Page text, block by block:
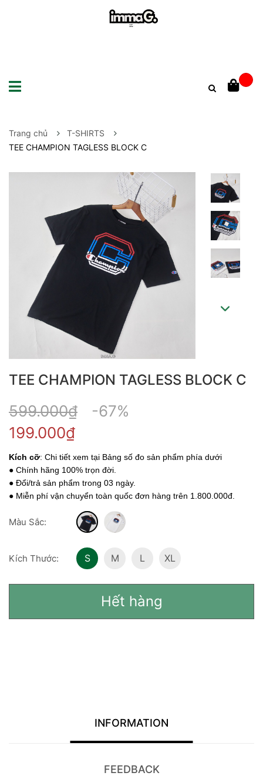
Trang chủ
T-SHIRTS
TEE CHAMPION TAGLESS BLOCK C
TEE CHAMPION TAGLESS BLOCK C
599.000₫
-67%
199.000₫
Kích cỡ: Chi tiết xem tại Bảng số đo sản phẩm phía dưới
● Chính hãng 100% trọn đời.
● Đổi/trả sản phẩm trong 03 ngày.
● Miễn phí vận chuyển toàn quốc đơn hàng trên 1.800.000đ.
Màu Sắc:
Kích Thước: S M L XL
Hết hàng
INFORMATION
FEEDBACK